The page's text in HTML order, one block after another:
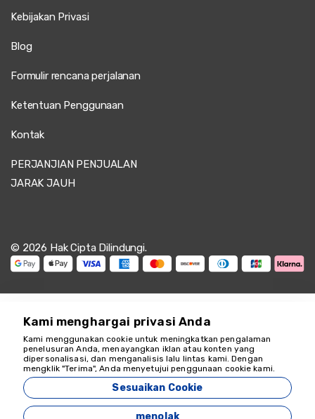
Kebijakan Privasi
Blog
Formulir rencana perjalanan
Ketentuan Penggunaan
Kontak
PERJANJIAN PENJUALAN
JARAK JAUH
© 2026 Hak Cipta Dilindungi.
18349
Zeyvona Travel - 18349
Kami menghargai privasi Anda
Kami menggunakan cookie untuk meningkatkan pengalaman
penelusuran Anda, menayangkan iklan atau konten yang
dipersonalisasi, dan menganalisis lalu lintas kami. Dengan
mengklik "Terima", Anda menyetujui penggunaan cookie kami.
Sesuaikan Cookie
menolak
Kami siap membantu